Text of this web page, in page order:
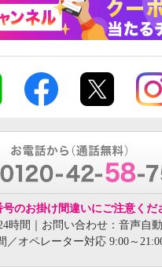
のお掛け間違いにご注意くだ
時間｜お問い合わせ：音声自
／オペレーター対応 9:00～